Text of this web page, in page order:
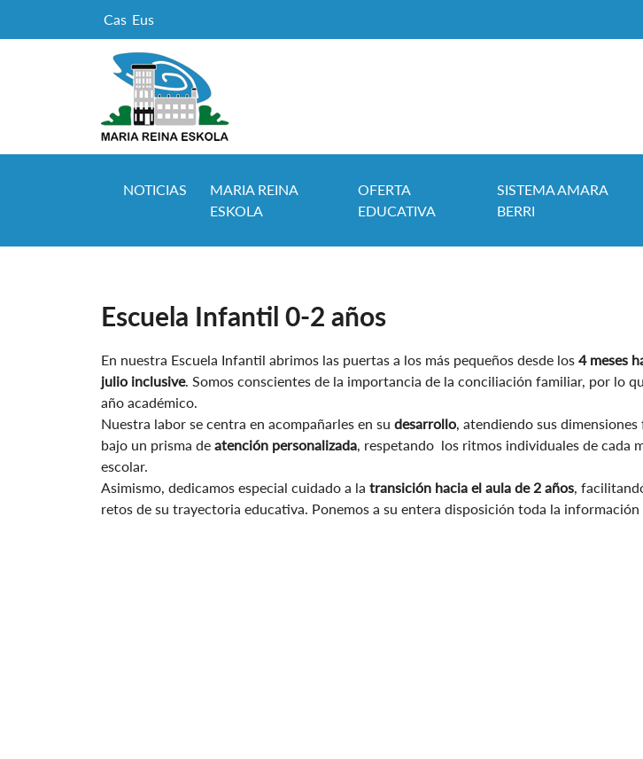
Cas Eus
NOTICIAS
MARIA REINA
ESKOLA
OFERTA
EDUCATIVA
SISTEMA AMARA
BERRI
Escuela Infantil 0-2 años
En nuestra Escuela Infantil abrimos las puertas a los más pequeños desde los 4 meses
julio inclusive. Somos conscientes de la importancia de la conciliación familiar, por lo
año académico.
Nuestra labor se centra en acompañarles en su desarrollo, atendiendo sus
bajo un prisma de atención personalizada, respetando los ritmos individuales de cada
escolar.
Asimismo, dedicamos especial cuidado a la transición hacia el aula de 2 años,
retos de su trayectoria educativa. Ponemos a su entera disposición toda la